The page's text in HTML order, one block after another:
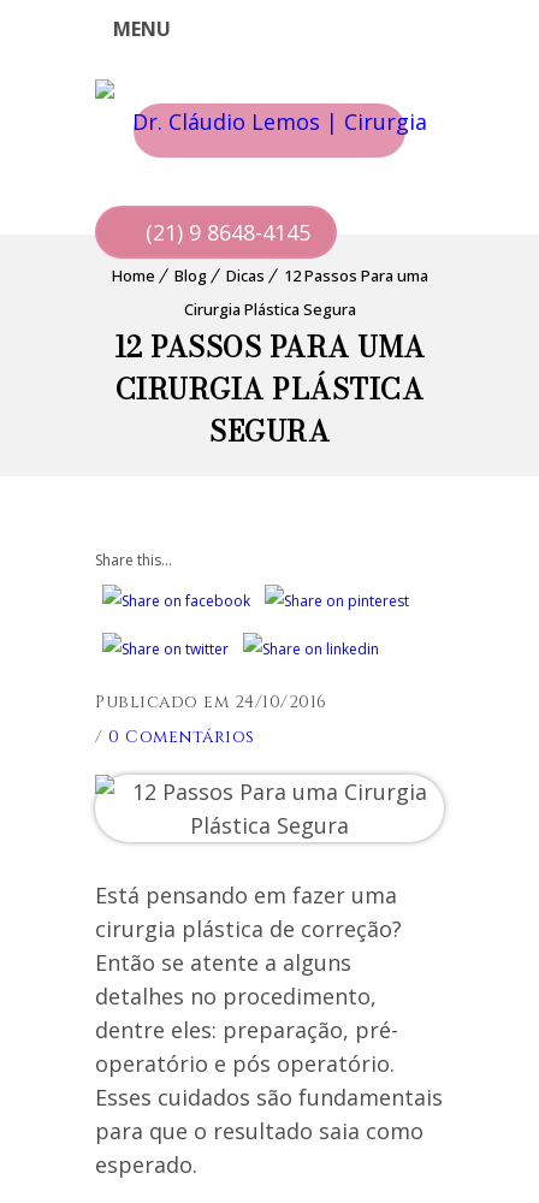
(21) 9 8648-4145
MENU
Home Blog Dicas
12 Passos Para uma
Cirurgia Plástica Segura
12 PASSOS PARA UMA
CIRURGIA PLÁSTICA
SEGURA
Share this...
Publicado em 24/10/2016
/ 0 Comentários
Está pensando em fazer uma
cirurgia plástica de correção?
Então se atente a alguns
detalhes no procedimento,
dentre eles: preparação, pré-
operatório e pós operatório.
Esses cuidados são fundamentais
para que o resultado saia como
esperado.